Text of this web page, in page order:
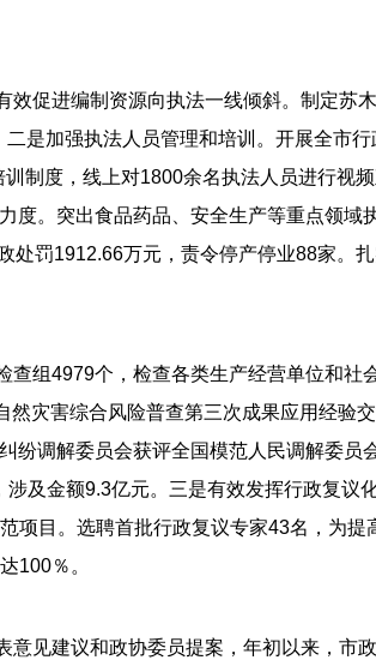
促进编制资源向执法一线倾斜。制定苏
是加强执法人员管理和培训。开展全市
制度，线上对1800余名执法人员进行视
。突出食品药品、安全生产等重点领
处罚1912.66万元，责令停产停业88家。
组4979个，检查各类生产经营单位和
灾害综合风险普查第三次成果应用经验
纷调解委员会获评全国模范人民调解委
及金额9.3亿元。三是有效发挥行政复议
项目。选聘首批行政复议专家43名，为
100％。
见建议和政协委员提案，年初以来，市